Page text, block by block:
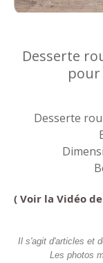
Desserte
pour
Desserte
( Voir la Vidéo
Il s'agit d'articles et
Les photos